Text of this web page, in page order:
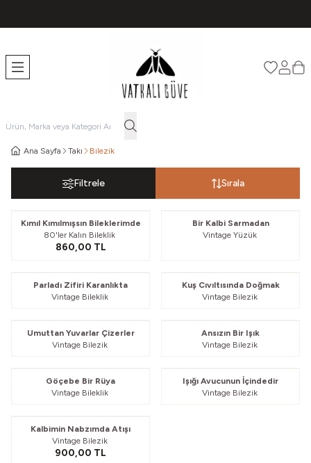
Favorilerim
Ana Sayfa Takı Bilezik
Filtrele Sırala
Kımıl Kımılmışsın Bileklerimde
80'ler Kalın Bileklik
860,00 TL
Bir Kalbi Sarmadan
Vintage Yüzük
Parladı Zifiri Karanlıkta
Vintage Bileklik
Kuş Cıvıltısında Doğmak
Vintage Bilezik
Umuttan Yuvarlar Çizerler
Vintage Bilezik
Ansızın Bir Işık
Vintage Bilezik
Göçebe Bir Rüya
Vintage Bileklik
Işığı Avucunun İçindedir
Vintage Bilezik
Kalbimin Nabzımda Atışı
Vintage Bilezik
900,00 TL